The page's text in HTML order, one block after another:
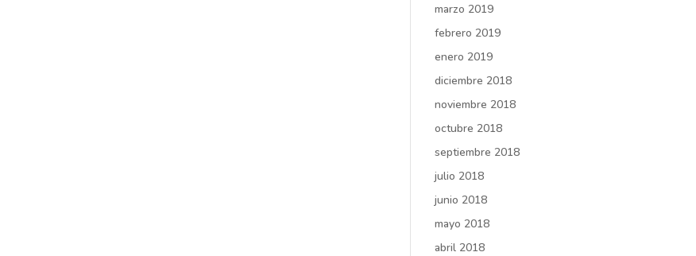
marzo 2019
febrero 2019
enero 2019
diciembre 2018
noviembre 2018
octubre 2018
septiembre 2018
julio 2018
junio 2018
mayo 2018
abril 2018